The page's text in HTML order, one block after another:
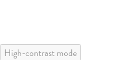
High-contrast mode